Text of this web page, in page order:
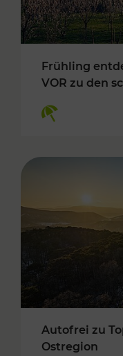
Frühling
VOR zu den
Autofrei zu
Ostregion